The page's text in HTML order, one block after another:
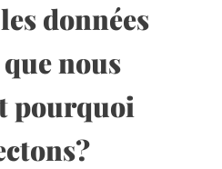
données
nous
pourquoi